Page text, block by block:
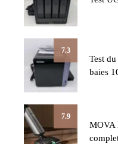
7.3
Test
baies
7.9
MOVA